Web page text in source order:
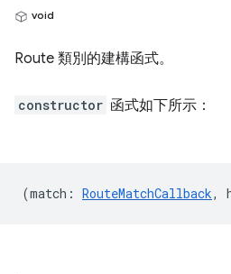
void
Route 類別的建構函式。
constructor 函式如下所示：
(match : RouteMatchCallback,